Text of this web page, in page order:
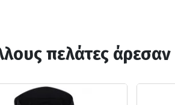
πελάτες άρεσαν